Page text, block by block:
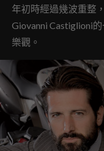
年初時經過幾波重整
Giovanni Castiglioni
樂觀。